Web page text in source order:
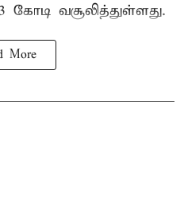
கோடி வசூலித்துள்ளது.
More